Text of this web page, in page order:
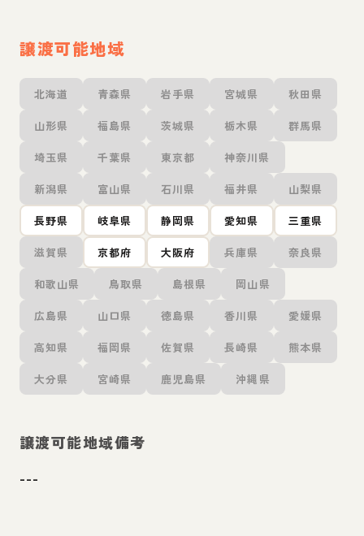
譲渡可能地域
北海道 青森県 岩手県 宮城県 秋田県
山形県 福島県 茨城県 栃木県 群馬県
埼玉県 千葉県 東京都 神奈川県
新潟県 富山県 石川県 福井県 山梨県
長野県 岐阜県 静岡県 愛知県 三重県
滋賀県 京都府 大阪府 兵庫県 奈良県
和歌山県 鳥取県 島根県 岡山県
広島県 山口県 徳島県 香川県 愛媛県
高知県 福岡県 佐賀県 長崎県 熊本県
大分県 宮崎県 鹿児島県 沖縄県
譲渡可能地域備考
---